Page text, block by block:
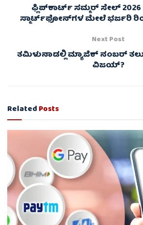
ಫ್ಲಿಪ್‌ಕಾರ್ಟ್ ಸಮ್ಮರ್ ಸೇಲ್ 2026
ಸ್ಮಾರ್ಟ್‌ಫೋನ್‌ಗಳ ಮೇಲೆ ಭರ್ಜರಿ
Next Post
ತಮಿಳುನಾಡಲ್ಲಿ ಮ್ಯಾಜಿಕ್ ನಂಬರ್
ವಿಜಯ್?
RelatedPosts